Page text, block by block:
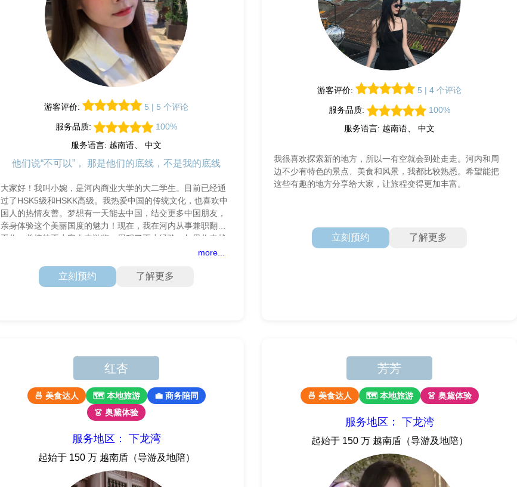
游客评价: 5 | 5 个评论
服务品质:
100%
服务语言: 越南语、 中文
他们说“不可以”， 那是他们的底线，不是我的底线
大家好！我叫小婉，是河内商业大学的大二学生。目前已经通
过了HSK5级和HSKK高级。我热爱中国的传统文化，也喜欢中
国人的热情友善。梦想有一天能去中国，结交更多中国朋友，
亲身体验这个美丽国度的魅力！现在，我在河内从事兼职翻译
工作，曾接待不少客人来游览，累积了不少经验。如果你来越
more...
立刻预约 了解更多
游客评价: 5 | 4 个评论
服务品质:
100%
服务语言: 越南语、 中文
我很喜欢探索新的地方，所以一有空就会到处走走。河内和周
边不少有特色的景点、美食和风景，我都比较熟悉。希望能把
这些有趣的地方分享给大家，让旅程变得更加丰富。
立刻预约 了解更多
红杏
🍜 美食达人 🗺 本地旅游
💼 商务陪同
👗 奥黛体验
服务地区： 下龙湾
起始于 150 万 越南盾（导游及地陪）
芳芳
🍜 美食达人 🗺 本地旅游 👗 奥黛体验
服务地区： 下龙湾
起始于 150 万 越南盾（导游及地陪）